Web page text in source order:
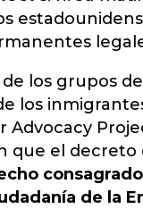
los grupos
los
Advocacy
que el decreto
de la